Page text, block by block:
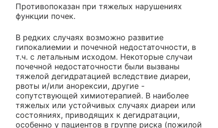
Противопоказан при тяжелых нарушениях
функции почек.
В редких случаях возможно развитие
гипокалиемии и почечной недостаточности, в
т.ч. с летальным исходом. Некоторые случаи
почечной недостаточности были вызваны
тяжелой дегидратацией вследствие диареи,
рвоты и/или анорексии, другие -
сопутствующей химиотерапией. В наиболее
тяжелых или устойчивых случаях диареи или
состояниях, приводящих к дегидратации,
особенно у пациентов в группе риска (пожилой